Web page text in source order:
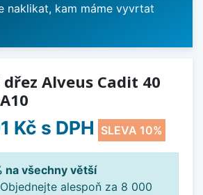
naklikat, kam máme vyvrtat
Alveus Cadit 40
Kč s DPH SLEVA 10%
na všechny větší
Objednejte alespoň za 8 000